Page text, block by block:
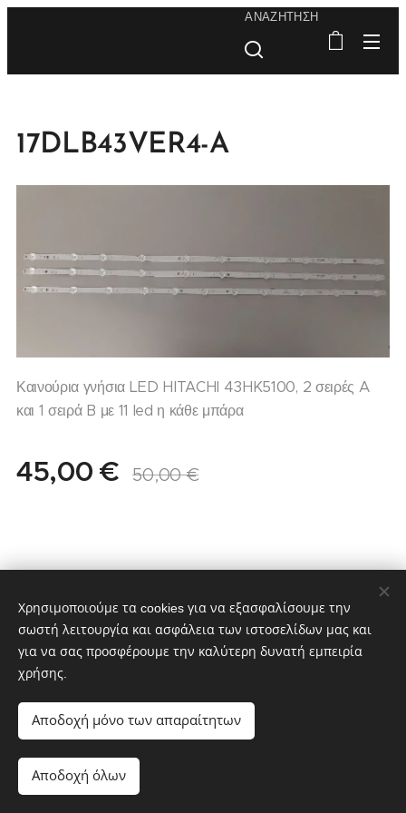
ΑΝΑΖΉΤΗΣΗ
17DLB43VER4-A
Καινούρια γνήσια LED HITACHI 43HK5100, 2 σειρές A
και 1 σειρά B με 11 led η κάθε μπάρα
45,00 € 50,00€
Υλοποιήθηκε από:partstv.gr
Χρησιμοποιούμε τα cookies για να εξασφαλίσουμε την
σωστή λειτουργία και ασφάλεια των ιστοσελίδων μας και
για να σας προσφέρουμε την καλύτερη δυνατή εμπειρία
χρήσης.
Αποδοχή μόνο των απαραίτητων
Αποδοχή όλων